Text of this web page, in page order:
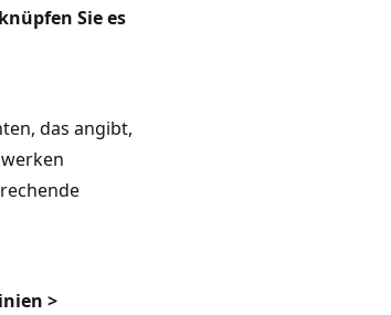
Sie es
das angibt,
>